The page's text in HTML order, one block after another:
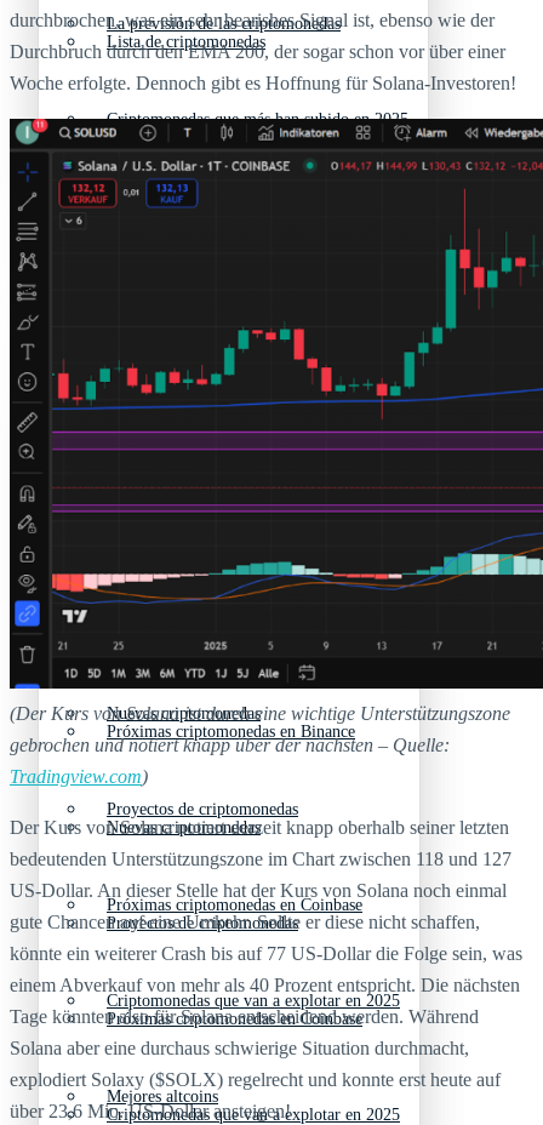
La previsión de las criptomonedas
Criptomonedas que más han subido en 2025
Mejores memecoins
Memecoins de Solana
Nuevas criptomonedas
Proyectos de criptomonedas
Próximas criptomonedas en Coinbase
Criptomonedas que van a explotar en 2025
Mejores altcoins
Lista de criptomonedas
La previsión de las criptomonedas
Recursos y Directorio Cripto
Mejores memecoins
Próximas criptomonedas en Binance
Nuevas criptomonedas
Proyectos de criptomonedas
Próximas criptomonedas en Coinbase
Criptomonedas que van a explotar en 2025
durchbrochen, was ein sehr bearishes Signal ist, ebenso wie der
Durchbruch durch den EMA 200, der sogar schon vor über einer
Woche erfolgte. Dennoch gibt es Hoffnung für Solana-Investoren!
(Der Kurs von Solana ist durch eine wichtige Unterstützungszone
gebrochen und notiert knapp über der nächsten – Quelle:
Tradingview.com)
Der Kurs von Solana notiert derzeit knapp oberhalb seiner letzten
bedeutenden Unterstützungszone im Chart zwischen 118 und 127
US-Dollar. An dieser Stelle hat der Kurs von Solana noch einmal
gute Chancen auf eine Umkehr. Sollte er diese nicht schaffen,
könnte ein weiterer Crash bis auf 77 US-Dollar die Folge sein, was
einem Abverkauf von mehr als 40 Prozent entspricht. Die nächsten
Tage könnten also für Solana entscheidend werden. Während
Solana aber eine durchaus schwierige Situation durchmacht,
explodiert Solaxy ($SOLX) regelrecht und konnte erst heute auf
über 23,6 Mio. US-Dollar ansteigen!